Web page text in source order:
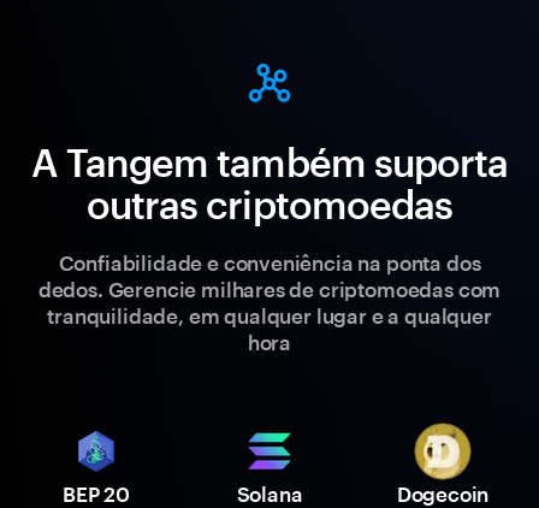
A Tangem também suporta
outras criptomoedas
Confiabilidade e conveniência na ponta dos
dedos. Gerencie milhares de criptomoedas com
tranquilidade, em qualquer lugar e a qualquer
hora
BEP 20 Solana Dogecoin